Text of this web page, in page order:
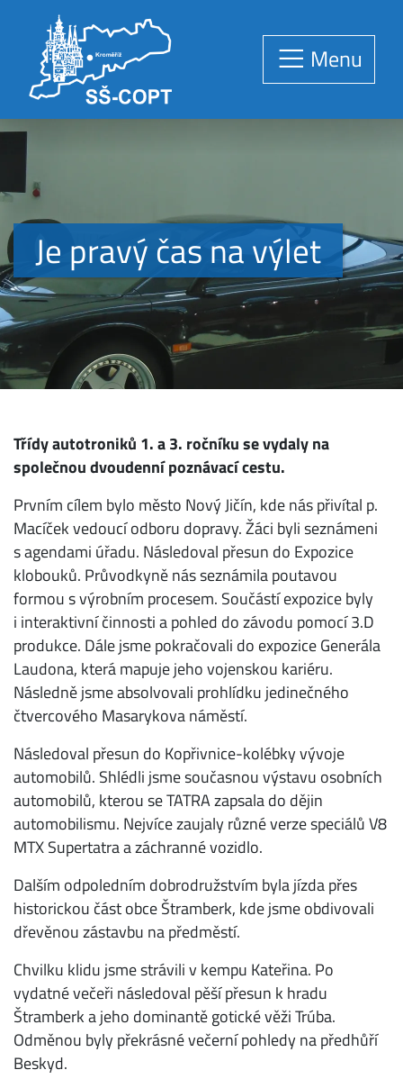
Menu
Je pravý čas na výlet
Třídy autotroniků 1. a 3. ročníku se vydaly na
společnou dvoudenní poznávací cestu.
Prvním cílem bylo město Nový Jičín, kde nás přivítal p.
Macíček vedoucí odboru dopravy. Žáci byli seznámeni
s agendami úřadu. Následoval přesun do Expozice
klobouků. Průvodkyně nás seznámila poutavou
formou s výrobním procesem. Součástí expozice byly
i interaktivní činnosti a pohled do závodu pomocí 3.D
produkce. Dále jsme pokračovali do expozice Generála
Laudona, která mapuje jeho vojenskou kariéru.
Následně jsme absolvovali prohlídku jedinečného
čtvercového Masarykova náměstí.
Následoval přesun do Kopřivnice-kolébky vývoje
automobilů. Shlédli jsme současnou výstavu osobních
automobilů, kterou se TATRA zapsala do dějin
automobilismu. Nejvíce zaujaly různé verze speciálů V8
MTX Supertatra a záchranné vozidlo.
Dalším odpoledním dobrodružstvím byla jízda přes
historickou část obce Štramberk, kde jsme obdivovali
dřevěnou zástavbu na předměstí.
Chvilku klidu jsme strávili v kempu Kateřina. Po
vydatné večeři následoval pěší přesun k hradu
Štramberk a jeho dominantě gotické věži Trúba.
Odměnou byly překrásné večerní pohledy na předhůří
Beskyd.